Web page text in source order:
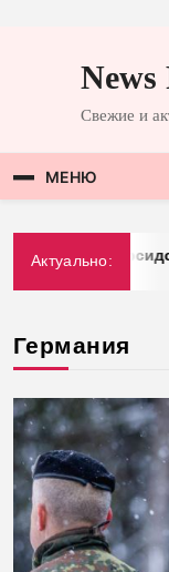
содержимомуNews
Свежие и
МЕНЮ
Актуально:
у стран
Германия